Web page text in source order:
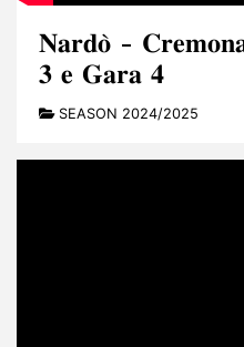
𝐍𝐚𝐫𝐝𝐨̀ - 𝐂𝐫𝐞𝐦𝐨𝐧𝐚
𝟑 𝐞 𝐆𝐚𝐫𝐚 𝟒
SEASON 2024/2025